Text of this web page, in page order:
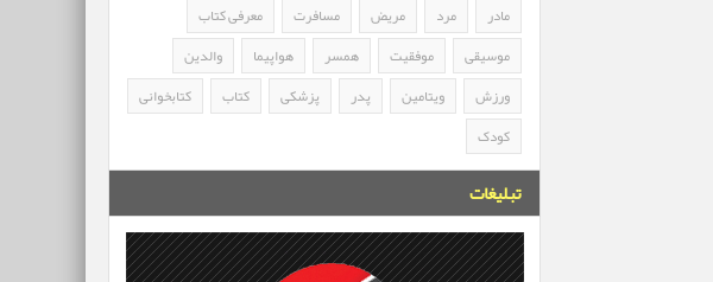
مادر
مرد مریض مسافرت
معرفی کتاب
موسیقی
موفقیت همسر هواپیما
والدین
ورزش
ویتامین پدر پزشکی کتاب
کتابخوانی
کودک
تبلیغات